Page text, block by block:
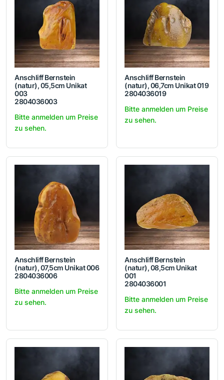
Anschliff Bernstein
(natur), 05,5cm Unikat
003
2804036003
Bitte anmelden um Preise
zu sehen.
Anschliff Bernstein
(natur), 06,7cm Unikat 019
2804036019
Bitte anmelden um Preise
zu sehen.
Anschliff Bernstein
(natur), 07,5cm Unikat 006
2804036006
Bitte anmelden um Preise
zu sehen.
Anschliff Bernstein
(natur), 08,5cm Unikat
001
2804036001
Bitte anmelden um Preise
zu sehen.